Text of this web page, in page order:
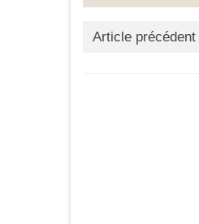
Article précédent